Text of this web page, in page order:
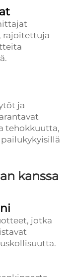
rajoitettuja
ja
tehokkuutta,
kanssa
jotka